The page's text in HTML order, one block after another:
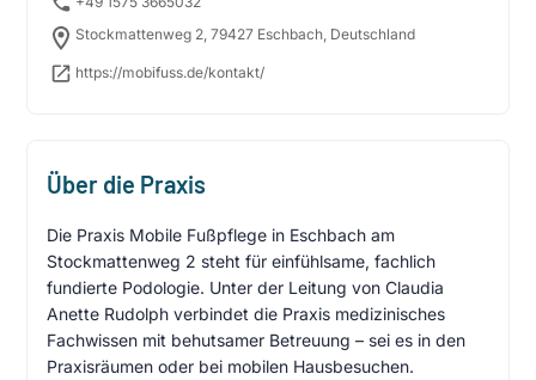
Stockmattenweg 2, 79427 Eschbach, Deutschland
https://mobifuss.de/kontakt/
Über die Praxis
Die Praxis Mobile Fußpflege in Eschbach am
Stockmattenweg 2 steht für einfühlsame, fachlich
fundierte Podologie. Unter der Leitung von Claudia
Anette Rudolph verbindet die Praxis medizinisches
Fachwissen mit behutsamer Betreuung – sei es in den
Praxisräumen oder bei mobilen Hausbesuchen.